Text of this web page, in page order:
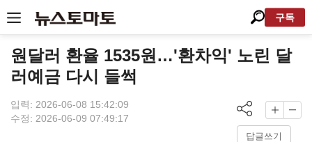
구독
원달러 환율 1535원…'환차익' 노린 달
러예금 다시 들썩
입력: 2026-06-08 15:42:09
수정: 2026-06-09 07:49:17
답글쓰기